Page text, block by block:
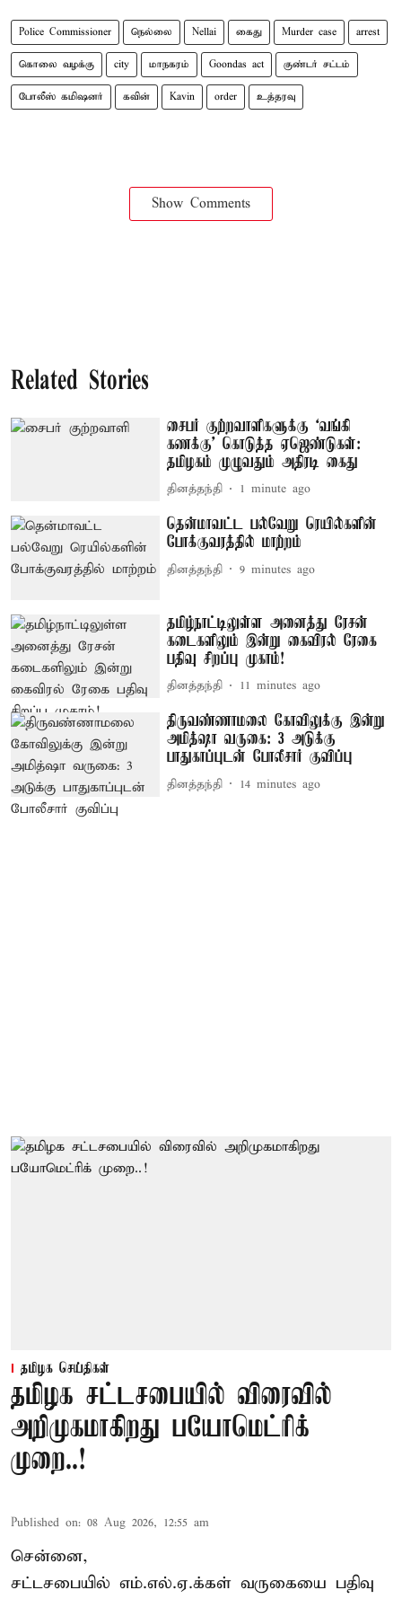
Police Commissioner நெல்லை Nellai கைது Murder case arrest
கொலை வழக்கு city மாநகரம் Goondas act குண்டர் சட்டம்
போலீஸ் கமிஷனர் கவின் Kavin order உத்தரவு
Show Comments
Related Stories
சைபர் குற்றவாளிகளுக்கு ‘வங்கி
கணக்கு’ கொடுத்த ஏஜெண்டுகள்:
தமிழகம் முழுவதும் அதிரடி கைது
தினத்தந்தி 1 minute ago
தென்மாவட்ட பல்வேறு ரெயில்களின்
போக்குவரத்தில் மாற்றம்
தினத்தந்தி 9 minutes ago
தமிழ்நாட்டிலுள்ள அனைத்து ரேசன்
கடைகளிலும் இன்று கைவிரல் ரேகை
பதிவு சிறப்பு முகாம்!
தினத்தந்தி 11 minutes ago
திருவண்ணாமலை கோவிலுக்கு இன்று
அமித்ஷா வருகை: 3 அடுக்கு
பாதுகாப்புடன் போலீசார் குவிப்பு
தினத்தந்தி 14 minutes ago
தமிழக செய்திகள்
தமிழக சட்டசபையில் விரைவில்
அறிமுகமாகிறது பயோமெட்ரிக்
முறை..!
Published on: 08 Aug 2026, 12:55 am
சென்னை,
சட்டசபையில் எம்.எல்.ஏ.க்கள் வருகையை பதிவு